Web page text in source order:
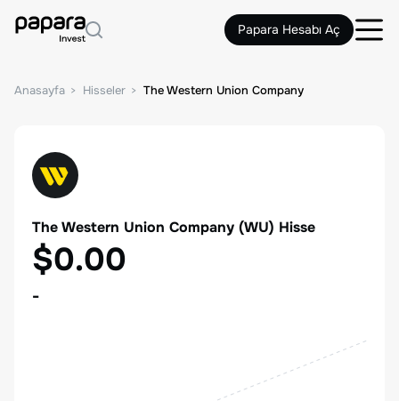
Papara Hesabı Aç
Anasayfa Hisseler The Western Union Company
The Western Union Company (WU) Hisse
$0.00
-